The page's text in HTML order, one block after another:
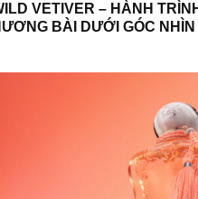
VETIVER – HÀNH
BÀI DƯỚI GÓC